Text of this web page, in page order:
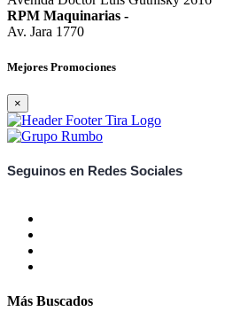
RPM Maquinarias -
Av. Jara 1770
Mejores Promociones
×
Seguinos en Redes Sociales
Más Buscados